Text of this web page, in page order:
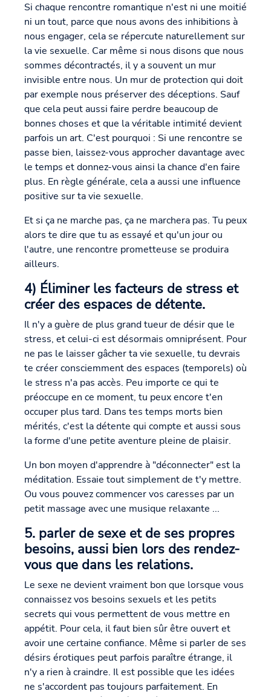
Si chaque rencontre romantique n'est ni une moitié
ni un tout, parce que nous avons des inhibitions à
nous engager, cela se répercute naturellement sur
la vie sexuelle. Car même si nous disons que nous
sommes décontractés, il y a souvent un mur
invisible entre nous. Un mur de protection qui doit
par exemple nous préserver des déceptions. Sauf
que cela peut aussi faire perdre beaucoup de
bonnes choses et que la véritable intimité devient
parfois un art. C'est pourquoi : Si une rencontre se
passe bien, laissez-vous approcher davantage avec
le temps et donnez-vous ainsi la chance d'en faire
plus. En règle générale, cela a aussi une influence
positive sur ta vie sexuelle.
Et si ça ne marche pas, ça ne marchera pas. Tu peux
alors te dire que tu as essayé et qu'un jour ou
l'autre, une rencontre prometteuse se produira
ailleurs.
4) Éliminer les facteurs de stress et
créer des espaces de détente.
Il n'y a guère de plus grand tueur de désir que le
stress, et celui-ci est désormais omniprésent. Pour
ne pas le laisser gâcher ta vie sexuelle, tu devrais
te créer consciemment des espaces (temporels) où
le stress n'a pas accès. Peu importe ce qui te
préoccupe en ce moment, tu peux encore t'en
occuper plus tard. Dans tes temps morts bien
mérités, c'est la détente qui compte et aussi sous
la forme d'une petite aventure pleine de plaisir.
Un bon moyen d'apprendre à "déconnecter" est la
méditation. Essaie tout simplement de t'y mettre.
Ou vous pouvez commencer vos caresses par un
petit massage avec une musique relaxante ...
5. parler de sexe et de ses propres
besoins, aussi bien lors des rendez-
vous que dans les relations.
Le sexe ne devient vraiment bon que lorsque vous
connaissez vos besoins sexuels et les petits
secrets qui vous permettent de vous mettre en
appétit. Pour cela, il faut bien sûr être ouvert et
avoir une certaine confiance. Même si parler de ses
désirs érotiques peut parfois paraître étrange, il
n'y a rien à craindre. Il est possible que les idées
ne s'accordent pas toujours parfaitement. En